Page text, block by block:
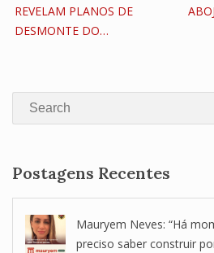
REVELAM PLANOS DE
DESMONTE DO…
Search
Postagens Recentes
Mauryem Neves: “Há
preciso saber construir